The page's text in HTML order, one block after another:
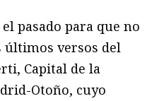
pasado para que no
últimos versos del
Capital de la
Otoño, cuyo